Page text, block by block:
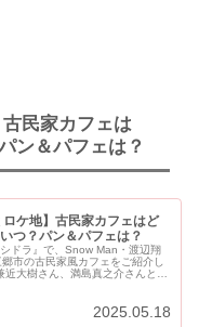
民家カフェは
ン＆パフェは？
ロケ地】古民家カフェはど
つ？パン＆パフェは？
ドラ』で、Snow Man・渡辺翔
市の古民家風カフェをご紹介し
2025.05.18